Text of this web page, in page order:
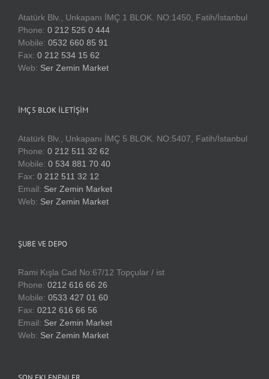
Atatürk Blv., Unkapanı İMÇ 1 BLOK. NO:1450, Fatih/İstanbul
Phone: 0 212 525 0 444
Mobile: 0532 660 85 91
Fax: 0 212 534 15 62
Web: Ser Zemin Market
İMÇ 5 BLOK İLETIŞIM
Atatürk Blv., Unkapanı İMÇ 5 BLOK. NO:5407, Fatih/İstanbul
Phone: 0 212 511 32 62
Mobile: 0 534 881 70 40
Fax: 0 212 511 32 12
Email: Ser Zemin Market
Web: Ser Zemin Market
ŞUBE VE DEPO
Rami Kışla Cad No:67/12 Topçular / ist
Phone: 0212 616 66 26
Mobile: 0533 427 01 60
Fax: 0212 616 66 56
Email: Ser Zemin Market
Web: Ser Zemin Market